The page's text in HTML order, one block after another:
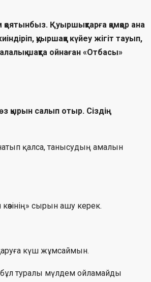
Қуыршықтарға қамқор ана
қуыршаққа күйеу жігіт тауып,
шақта ойнаған «Отбасы»
қырын салып отыр. Сіздің
қалса, танысудың амалын
сырын ашу керек.
күш жұмсаймын.
туралы мүлдем ойламайды